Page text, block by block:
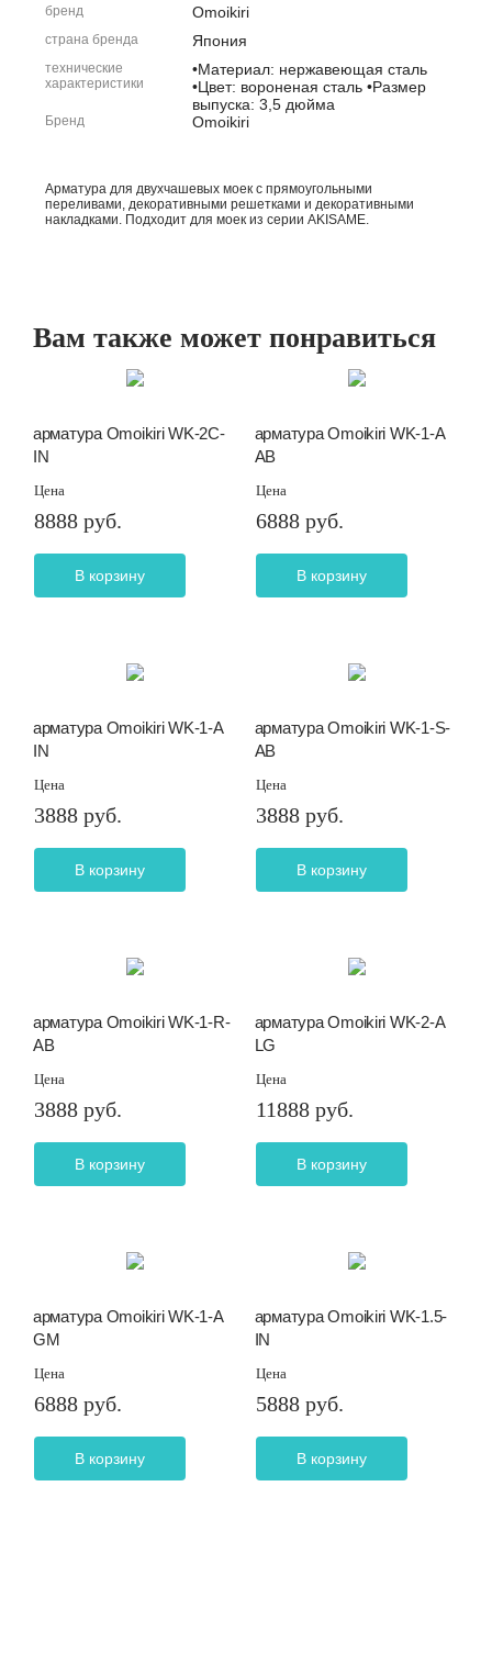
бренд Omoikiri
страна бренда Япония
технические
характеристики
•Материал: нержавеющая сталь
•Цвет: вороненая сталь •Размер
выпуска: 3,5 дюйма
Бренд Omoikiri
Арматура для двухчашевых моек с прямоугольными
переливами, декоративными решетками и декоративными
накладками. Подходит для моек из серии AKISAME.
Вам также может понравиться
арматура Omoikiri WK-2C-
IN
Цена
8888 руб.
В корзину
арматура Omoikiri WK-1-A
AB
Цена
6888 руб.
В корзину
арматура Omoikiri WK-1-A
IN
Цена
3888 руб.
В корзину
арматура Omoikiri WK-1-S-
AB
Цена
3888 руб.
В корзину
арматура Omoikiri WK-1-R-
AB
Цена
3888 руб.
В корзину
арматура Omoikiri WK-2-A
LG
Цена
11888 руб.
В корзину
арматура Omoikiri WK-1-A
GM
Цена
6888 руб.
В корзину
арматура Omoikiri WK-1.5-
IN
Цена
5888 руб.
В корзину